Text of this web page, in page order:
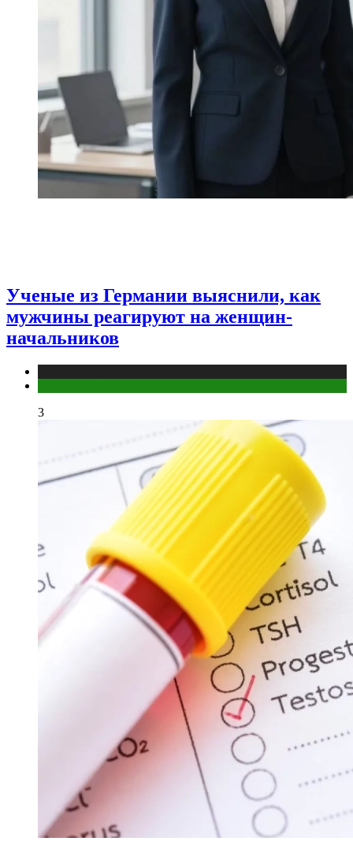
Ученые из Германии выяснили, как
мужчины реагируют на женщин-
начальников
3